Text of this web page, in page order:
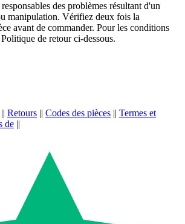
des problèmes résultant d'un
manipulation. Vérifiez deux fois la
avant de commander. Pour les conditions
de retour ci-dessous.
|| Retours || Codes des pièces || Termes et
de ||